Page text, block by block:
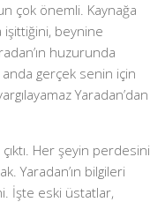
çok önemli. Kaynağa
işittiğini, beynine
huzurunda
anda gerçek senin için
Yaradan’dan
Her şeyin perdesini
Yaradan’ın bilgileri
İşte eski üstatlar,